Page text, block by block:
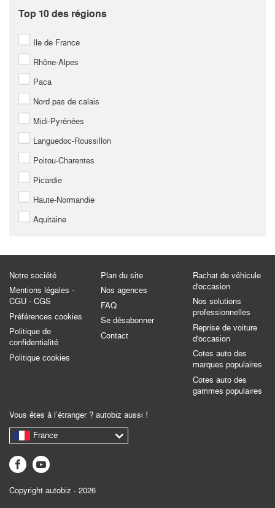
Top 10 des régions
Ile de France
Rhône-Alpes
Paca
Nord pas de calais
Midi-Pyrénées
Languedoc-Roussillon
Poitou-Charentes
Picardie
Haute-Normandie
Aquitaine
Notre société
Mentions légales -
CGU - CGS
Préférences cookies
Politique de
confidentialité
Politique cookies
Plan du site
Nos agences
FAQ
Se désabonner
Contact
Rachat de véhicule
d'occasion
Nos solutions
professionnelles
Reprise de voiture
d'occasion
Cotes auto des
marques populaires
Cotes auto des
gammes populaires
Vous êtes à l’étranger ? autobiz aussi !
France
Copyright autobiz - 2026